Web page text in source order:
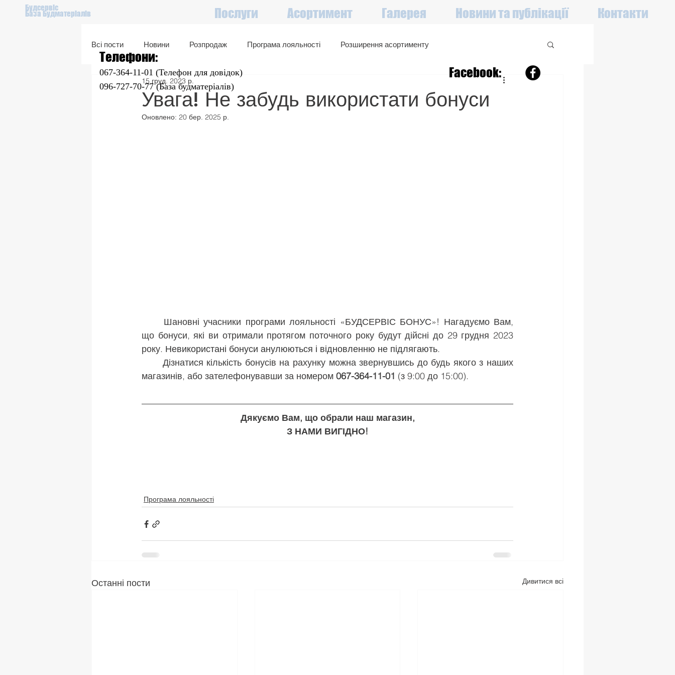
Будсервіс
База Будматеріалів Послуги Асортимент Галерея Новини та публікації Контакти
Всі пости Новини Розпродаж Програма лояльності Розширення асортименту
Подарунковий сертифікат Великий вибір в наявності
Увага! Не забудь використати бонуси
15 груд. 2023 р.
Оновлено: 20 бер. 2025 р.
що бонуси, які ви отримали протягом поточного року будут дійсні до 29 грудня 2023
року. Невикористані бонуси анулюються і відновленню не підлягають.
магазинів, або зателефонувавши за номером 067-364-11-01 (з 9:00 до 15:00).
Дякуємо Вам, що обрали наш магазин,
З НАМИ ВИГІДНО!
Програма лояльності
Останні пости Дивитися всі
Телефони:
067-364-11-01 (Телефон для довідок)
096-727-70-77 (База будматеріалів)
Facebook: